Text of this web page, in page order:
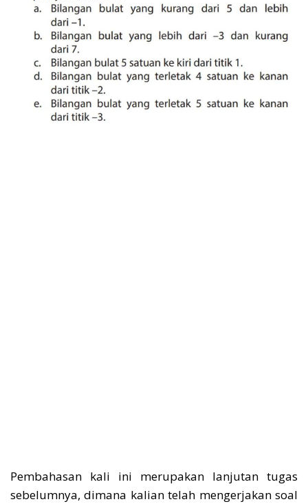
Pembahasan kali ini merupakan lanjutan tugas
sebelumnya, dimana kalian telah mengerjakan soal